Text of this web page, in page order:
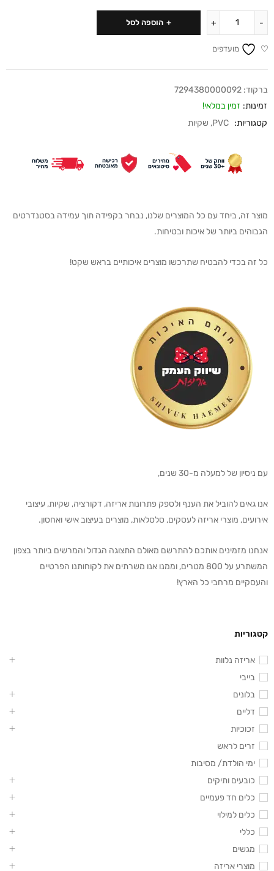
הוספה לסל
מועדפים
ברקוד: 7294380000092
זמינות: זמין במלאי!
קטגוריות: PVC
, שקיות
מוצר זה, ביחד עם כל המוצרים שלנו, נבחר בקפידה תוך עמידה בסטנדרטים
הגבוהים ביותר של איכות ובטיחות.
כל זה בכדי להבטיח שתרכשו מוצרים איכותיים בראש שקט!
עם ניסיון של למעלה מ-30 שנים,
אנו גאים להוביל את הענף ולספק פתרונות אריזה, דקורציה, שקיות, עיצובי
אירועים, מוצרי אריזה לעסקים, סלסלאות, מוצרים בעיצוב אישי ואחסון.
אנחנו מזמינים אותכם להתרשם מאולם התצוגה הגדול והמרשים ביותר בצפון
המשתרע על 800 מטרים, וממנו אנו משרתים את לקוחותנו הפרטיים
והעסקיים מרחבי כל הארץ!
קטגוריות
אריזה נלוות
בייבי
בלונים
דליים
זכוכיות
זרים לראש
ימי הולדת/ מסיבות
כובעים ותיקים
כלים חד פעמיים
כלים למילוי
כללי
מגשים
מוצרי אריזה